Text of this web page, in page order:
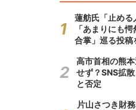
蓮舫氏「止める
「あまりにも
合掌」巡る投稿
高市首相の熊
せず？SNS拡
と否定
片山さつき財